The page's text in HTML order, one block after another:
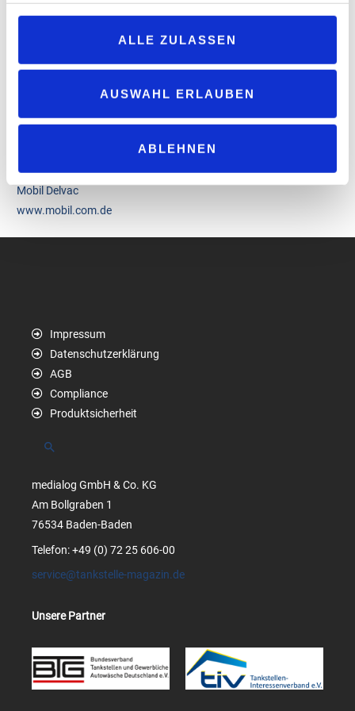
ALLE ZULASSEN
AUSWAHL ERLAUBEN
ABLEHNEN
Langlebigkeit und Nachhaltigkeit treiben die Forschung voran.
Neue Emissionsvorschriften und Antriebstechnologien verlangen
nach immer leistungsfähigeren Schmierstoffen. Mobil Delvac
effizienter und nachhaltiger zu arbeiten“, sagt Kapil Mittal, Global
Brand Manager von „Mobil Delvac“. „Diese Mission führen wir mit
Mobil Delvac
www.mobil.com.de
Impressum
Datenschutzerklärung
AGB
Compliance
Produktsicherheit
Suchen
medialog GmbH & Co. KG
Am Bollgraben 1
76534 Baden-Baden
Telefon: +49 (0) 72 25 606-00
service@tankstelle-magazin.de
Unsere Partner